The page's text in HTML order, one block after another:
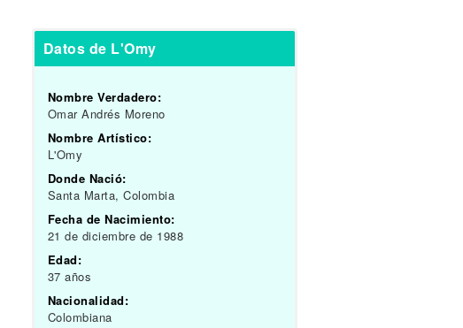
Datos de L'Omy
Nombre Verdadero:
Omar Andrés Moreno
Nombre Artístico:
L'Omy
Donde Nació:
Santa Marta, Colombia
Fecha de Nacimiento:
21 de diciembre de 1988
Edad:
37 años
Nacionalidad:
Colombiana